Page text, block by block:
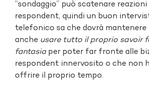
“sondaggio” può scatenare
respondent, quindi un buon
telefonico sa che dovrà mantenere
anche usare tutto il proprio savoir
fantasiaper poter far fronte alle
respondent innervosito o che non
offrire il proprio tempo.